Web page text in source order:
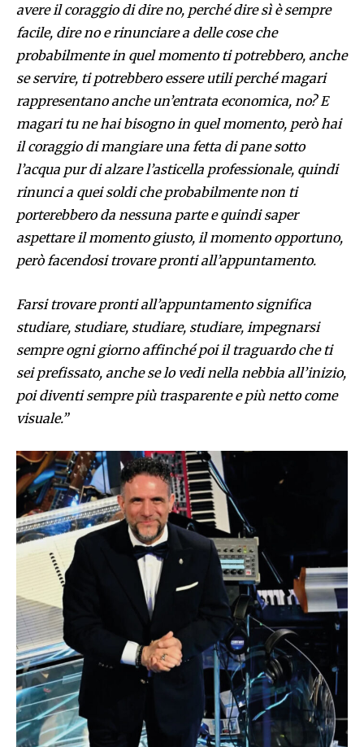
avere il coraggio di dire no, perché dire sì è sempre
facile, dire no e rinunciare a delle cose che
probabilmente in quel momento ti potrebbero, anche
se servire, ti potrebbero essere utili perché magari
rappresentano anche un’entrata economica, no? E
magari tu ne hai bisogno in quel momento, però hai
il coraggio di mangiare una fetta di pane sotto
l’acqua pur di alzare l’asticella professionale, quindi
rinunci a quei soldi che probabilmente non ti
porterebbero da nessuna parte e quindi saper
aspettare il momento giusto, il momento opportuno,
però facendosi trovare pronti all’appuntamento.
Farsi trovare pronti all’appuntamento significa
studiare, studiare, studiare, studiare, impegnarsi
sempre ogni giorno affinché poi il traguardo che ti
sei prefissato, anche se lo vedi nella nebbia all’inizio,
poi diventi sempre più trasparente e più netto come
visuale.”